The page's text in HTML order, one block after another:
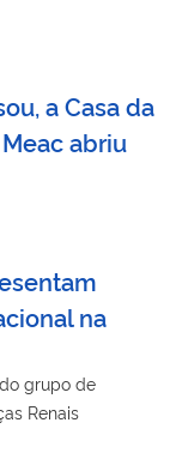
a Casa da
abriu
na
grupo de
Renais